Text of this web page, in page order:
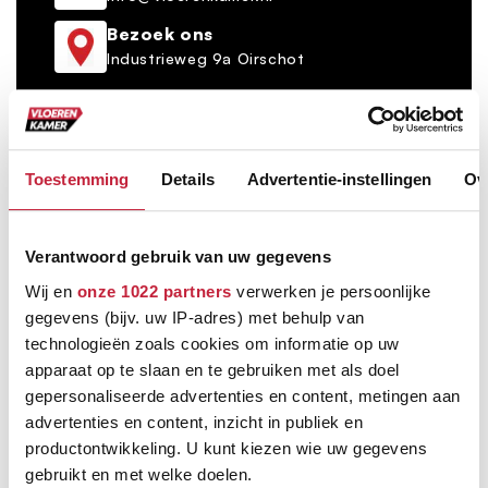
Toestemming Details Advertentie-instellingen
Verantwoord gebruik van uw gegevens
Wij en onze 1022 partners verwerken je persoonlijke
gegevens (bijv. uw IP-adres) met behulp van
technologieën zoals cookies om informatie op uw
apparaat op te slaan en te gebruiken met als doel
gepersonaliseerde advertenties en content, metingen aan
advertenties en content, inzicht in publiek en
productontwikkeling. U kunt kiezen wie uw gegevens
gebruikt en met welke doelen.
Bezoek ons
Industrieweg 9a Oirschot
Op vaste dag per postcode
Grootste vloerenspeciaalzaak van Brabant
Ruim 600 m² showroom
Keus uit meer dan 5000+ verschillende vloeren
Ruim assortiment, elke stijl